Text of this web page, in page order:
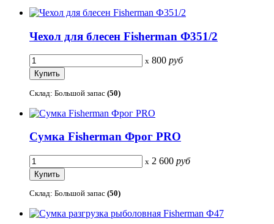
Чехол для блесен Fisherman Ф351/2
x 800 руб
Склад: Большой запас (50)
Сумка Fisherman Фрог PRO
x 2 600 руб
Склад: Большой запас (50)